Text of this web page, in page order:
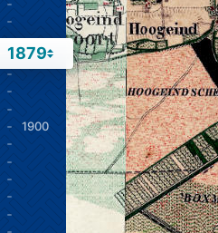
1879
1900